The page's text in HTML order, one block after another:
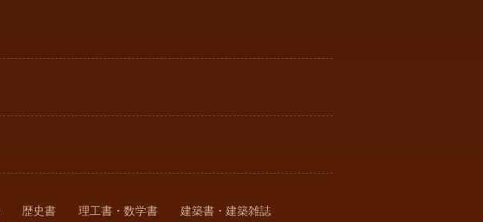
歴史書 理工書・数学書
建築書・建築雑誌